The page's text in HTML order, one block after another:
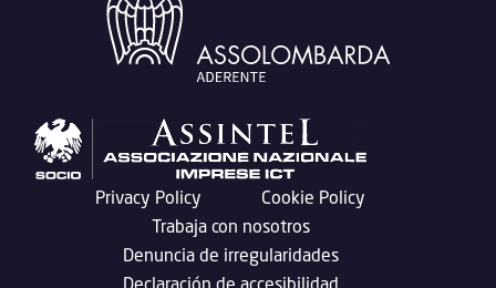
Privacy Policy
Cookie Policy
Trabaja con nosotros
Denuncia de irregularidades
Declaración de accesibilidad